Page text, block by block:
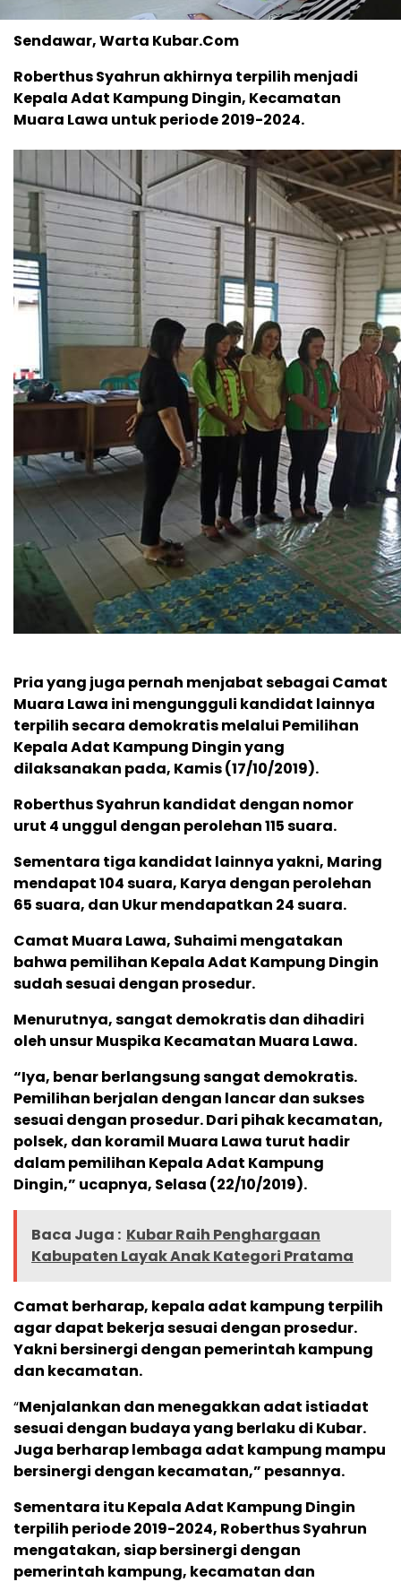
Sendawar, Warta Kubar.Com
Roberthus Syahrun akhirnya terpilih menjadi
Kepala Adat Kampung Dingin, Kecamatan
Muara Lawa untuk periode 2019-2024.
Pria yang juga pernah menjabat sebagai Camat
Muara Lawa ini mengungguli kandidat lainnya
terpilih secara demokratis melalui Pemilihan
Kepala Adat Kampung Dingin yang
dilaksanakan pada, Kamis (17/10/2019).
Roberthus Syahrun kandidat dengan nomor
urut 4 unggul dengan perolehan 115 suara.
Sementara tiga kandidat lainnya yakni, Maring
mendapat 104 suara, Karya dengan perolehan
65 suara, dan Ukur mendapatkan 24 suara.
Camat Muara Lawa, Suhaimi mengatakan
bahwa pemilihan Kepala Adat Kampung Dingin
sudah sesuai dengan prosedur.
Menurutnya, sangat demokratis dan dihadiri
oleh unsur Muspika Kecamatan Muara Lawa.
“Iya, benar berlangsung sangat demokratis.
Pemilihan berjalan dengan lancar dan sukses
sesuai dengan prosedur. Dari pihak kecamatan,
polsek, dan koramil Muara Lawa turut hadir
dalam pemilihan Kepala Adat Kampung
Dingin,” ucapnya, Selasa (22/10/2019).
Baca Juga : Kubar Raih Penghargaan
Kabupaten Layak Anak Kategori Pratama
Camat berharap, kepala adat kampung terpilih
agar dapat bekerja sesuai dengan prosedur.
Yakni bersinergi dengan pemerintah kampung
dan kecamatan.
“Menjalankan dan menegakkan adat istiadat
sesuai dengan budaya yang berlaku di Kubar.
Juga berharap lembaga adat kampung mampu
bersinergi dengan kecamatan,” pesannya.
Sementara itu Kepala Adat Kampung Dingin
terpilih periode 2019-2024, Roberthus Syahrun
mengatakan, siap bersinergi dengan
pemerintah kampung, kecamatan dan